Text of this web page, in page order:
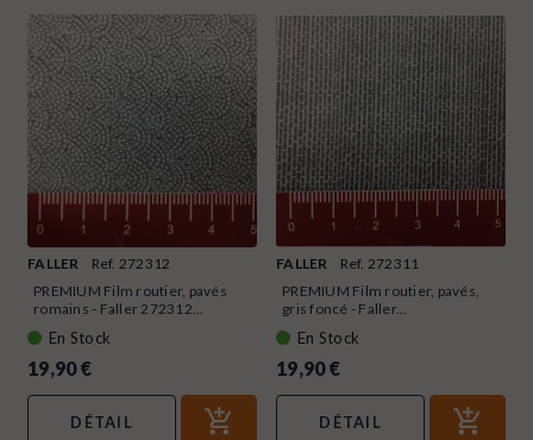
FALLER
Ref. 272312
PREMIUM Film routier, pavés
romains - Faller 272312...
En Stock
19,90 €
DÉTAIL
FALLER
Ref. 272311
PREMIUM Film routier, pavés,
gris foncé - Faller...
En Stock
19,90 €
DÉTAIL